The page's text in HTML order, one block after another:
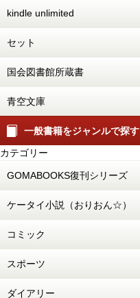
kindle unlimited
セット
国会図書館所蔵書
青空文庫
一般書籍をジャンルで探す
カテゴリー
GOMABOOKS復刊シリーズ
ケータイ小説（おりおん☆）
コミック
スポーツ
ダイアリー